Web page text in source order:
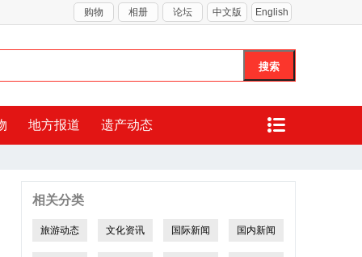
购物 相册 论坛 中文版 English
地方报道 遗产动态
相关分类
旅游动态 文化资讯 国际新闻 国内新闻